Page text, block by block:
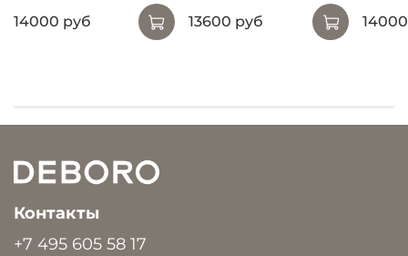
14000 руб
13600 руб
Контакты
+7 495 605 58 17